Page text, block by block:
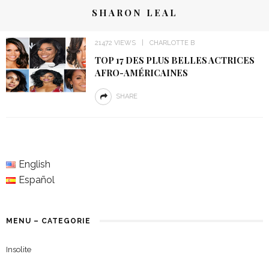
SHARON LEAL
21472 VIEWS CHARLOTTE B
TOP 17 DES PLUS BELLES ACTRICES
AFRO-AMÉRICAINES
SHARE
English
Español
MENU – CATEGORIE
Insolite